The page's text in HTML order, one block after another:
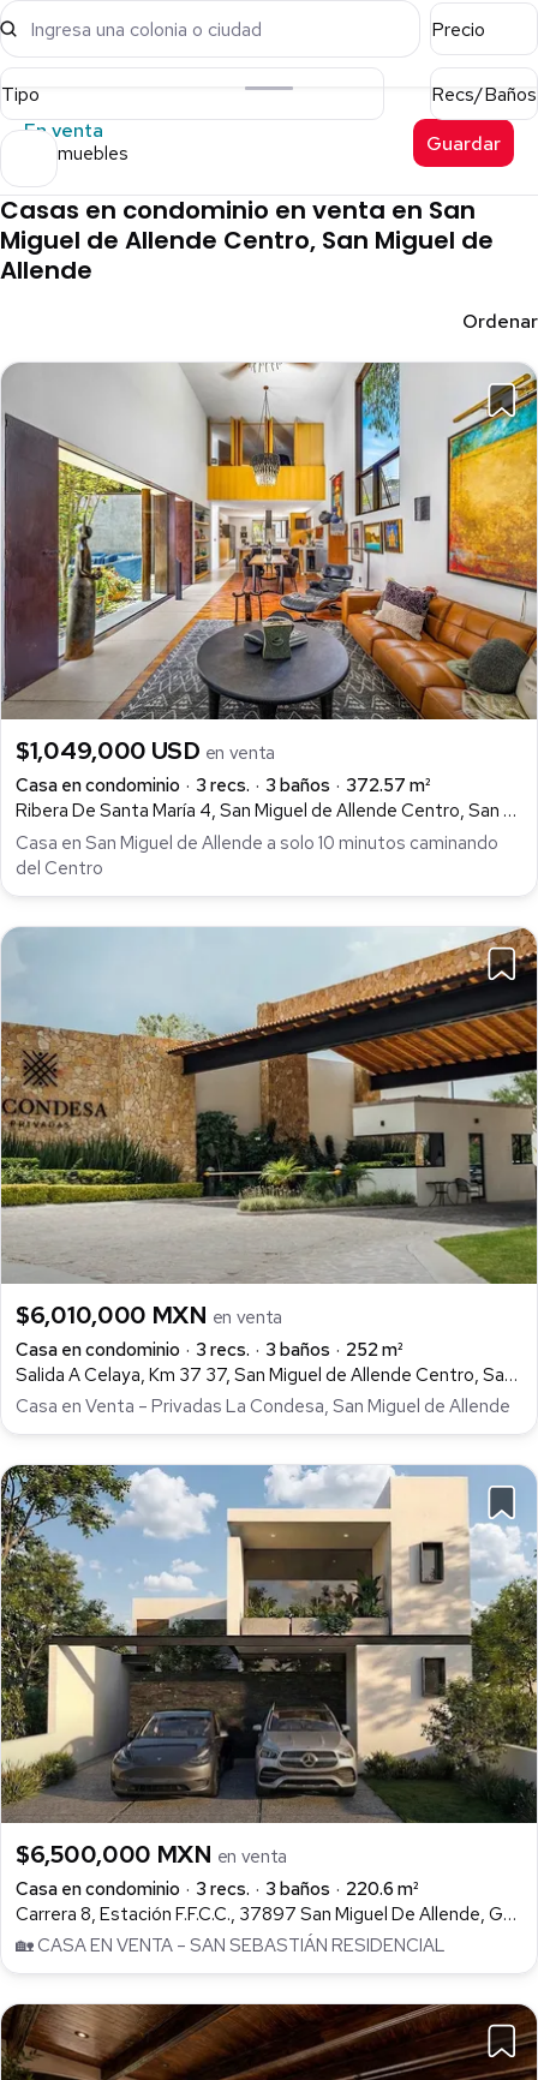
Ingresa una colonia o ciudad Precio
Tipo
Recs/Baños
En venta
19 inmuebles Guardar
Casas en condominio en venta en San
Miguel de Allende Centro, San Miguel de
Allende
Ordenar
$1,049,000 USD en venta
Casa en condominio
3 recs. 3 baños
372.57 m²
Ribera De Santa María 4, San Miguel de Allende Centro, San Miguel de Allende
Casa en San Miguel de Allende a solo 10 minutos caminando
del Centro
$6,010,000 MXN en venta
Casa en condominio
3 recs. 3 baños
252 m²
Salida A Celaya, Km 37 37, San Miguel de Allende Centro, San Miguel de Allende
Casa en Venta – Privadas La Condesa, San Miguel de Allende
$6,500,000 MXN en venta
Casa en condominio
3 recs. 3 baños
220.6 m²
Carrera 8, Estación F.F.C.C., 37897 San Miguel De Allende, Gto., San Miguel de Allende Centro, San Miguel de Allende
🏡 CASA EN VENTA – SAN SEBASTIÁN RESIDENCIAL